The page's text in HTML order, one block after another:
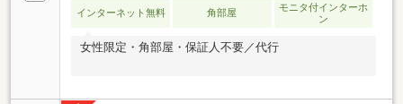
インターネット無料 角部屋
モニタ付インターホ
ン
女性限定・角部屋・保証人不要／代行